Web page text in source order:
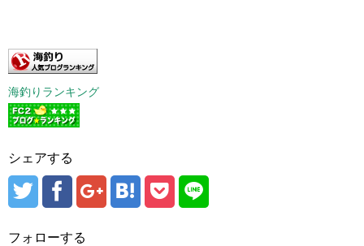
海釣りランキング
シェアする
フォローする